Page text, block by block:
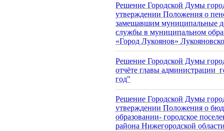
Решение Городской Думы
утверждении Положения о
замещавшим муниципальные
службы в муниципальном
«Город Лукоянов»
Решение Городской Думы
отчёте главы администрации
год"
Решение Городской Думы
утверждении Положения о
образовании- городское
района Нижегородской